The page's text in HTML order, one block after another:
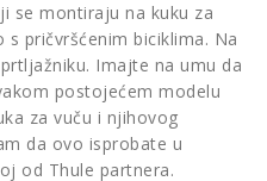
se montiraju na kuku za
pričvršćenim biciklima. Na
Imajte na umu da
postojećem modelu
za vuču i njihovog
da ovo isprobate u
od Thule partnera.